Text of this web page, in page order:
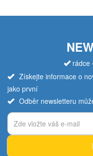
rádce
Získejte informace o
jako první
Odběr newsletteru